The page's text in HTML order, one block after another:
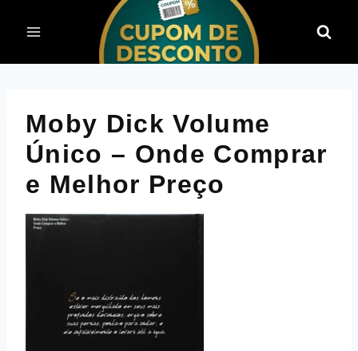
para
o
Moby Dick Volume
Único – Onde Comprar
e Melhor Preço